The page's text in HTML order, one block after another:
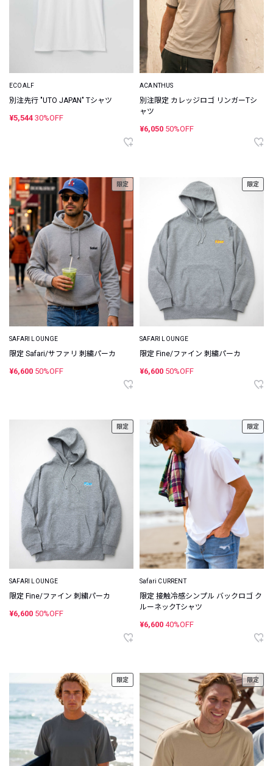
ECOALF
別注先行 "UTO JAPAN" Tシャツ
¥5,544 30%OFF
ACANTHUS
別注限定 カレッジロゴ リンガーTシ
ャツ
¥6,050 50%OFF
限定
SAFARI LOUNGE
限定 Safari/サファリ 刺繍パーカ
¥6,600 50%OFF
限定
SAFARI LOUNGE
限定 Fine/ファイン 刺繍パーカ
¥6,600 50%OFF
限定
SAFARI LOUNGE
限定 Fine/ファイン 刺繍パーカ
¥6,600 50%OFF
限定
Safari CURRENT
限定 接触冷感シンプル バックロゴ ク
ルーネックTシャツ
¥6,600 40%OFF
限定 限定